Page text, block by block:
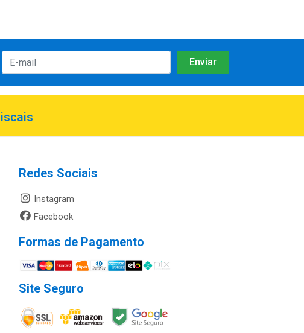
Redes Sociais
Instagram
Facebook
Formas de Pagamento
Site Seguro